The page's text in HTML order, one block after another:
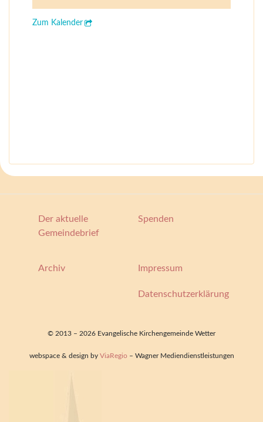
Der aktuelle
Gemeindebrief
Spenden
Archiv Impressum
Datenschutzerklärung
© 2013 – 2026 Evangelische Kirchengemeinde Wetter
webspace & design by ViaRegio– Wagner Mediendienstleistungen